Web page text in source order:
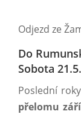
Odjezd ze
Do
Sobota 21.5.
Poslední
přelomu